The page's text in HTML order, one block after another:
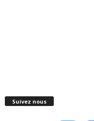
Suivez nous